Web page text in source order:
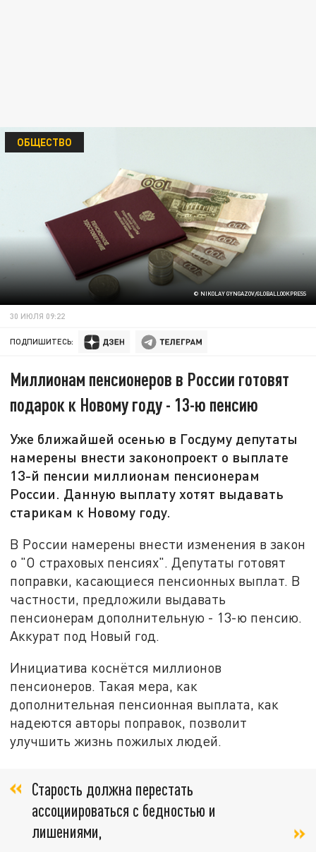
© NIKOLAY GYNGAZOV/GLOBALLOOKPRESS
ОБЩЕСТВО
30 ИЮЛЯ 09:22
ПОДПИШИТЕСЬ:
Миллионам пенсионеров в России готовят
подарок к Новому году - 13-ю пенсию
Уже ближайшей осенью в Госдуму депутаты
намерены внести законопроект о выплате
13-й пенсии миллионам пенсионерам
России. Данную выплату хотят выдавать
старикам к Новому году.
В России намерены внести изменения в закон
о "О страховых пенсиях". Депутаты готовят
поправки, касающиеся пенсионных выплат. В
частности, предложили выдавать
пенсионерам дополнительную - 13-ю пенсию.
Аккурат под Новый год.
Инициатива коснётся миллионов
пенсионеров. Такая мера, как
дополнительная пенсионная выплата, как
надеются авторы поправок, позволит
улучшить жизнь пожилых людей.
Старость должна перестать
ассоциироваться с бедностью и
лишениями,